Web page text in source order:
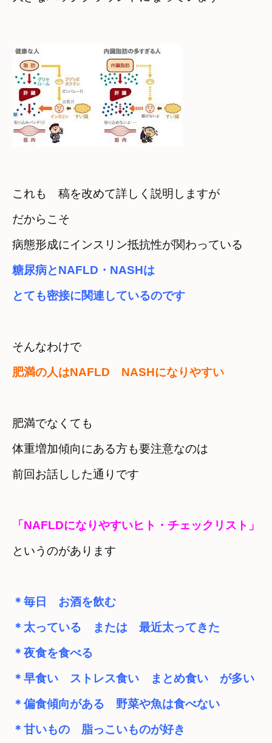
これも　稿を改めて詳しく説明しますが
だからこそ
病態形成にインスリン抵抗性が関わっている
糖尿病とNAFLD・NASHは
とても密接に関連しているのです
肥満の人はNAFLD　NASHになりやすい
肥満でなくても
体重増加傾向にある方も要注意なのは
前回お話しした通りです
というのがあります
＊毎日　お酒を飲む
＊太っている　または　最近太ってきた
＊夜食を食べる
＊早食い　ストレス食い　まとめ食い　が多い
＊偏食傾向がある　野菜や魚は食べない
＊甘いもの　脂っこいものが好き